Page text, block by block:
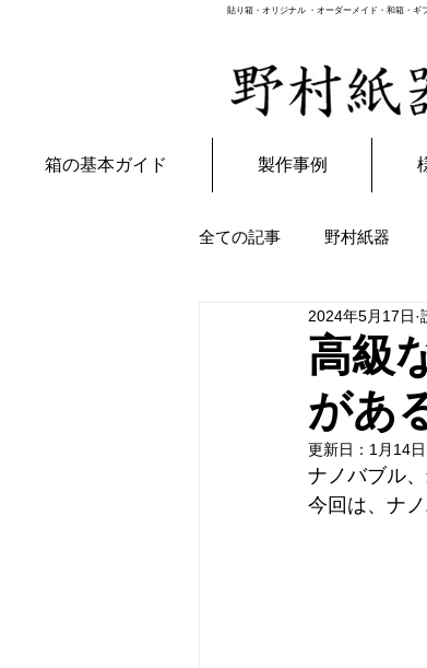
貼り箱・オリジナル ・オーダーメイド・和箱・
箱の基本ガイド 製作事例
全ての記事 野村紙器
雑貨
高級
があ
2024年5月17日
更新日： 1月14日
ナノバブル
今回は、ナ